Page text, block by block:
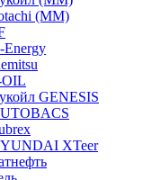
(MM)
Energy
OIL
GENESIS
XTeer